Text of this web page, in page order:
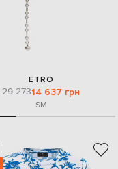
ETRO
29 27314 637 грн
SM